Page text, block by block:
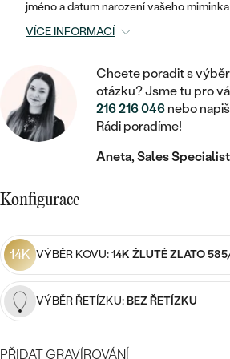
RUČNĚ RYTÉ
SVATEBNÍ SETY
DLE CENY
CENOVĚ DOSTUPNÉ
LUXUSNÍ
ZAČÍT S LAB-GROWN
DLE DRAHOKAMU
DIAMANT
BAREVNÝ DIAMANT
ČERNÝ DIAMANT
DĚTSKÉ ŠPERKY
DOPLŇKY
DLE MATERIÁLU
ZLATO
PLATINA
DLE KAMENE
S DIAMANTY
DĚTSKÉ
DLE KAMENE
S DIAMANTY
S PERLAMI
DLE CENY
CENOVĚ DOSTUPNÉ
MEDAILONKY
VE TVARU SRDCE
SE ZVÍŘATY
DLE DRAHOKAMU
S DRAHOKAMY
S PERLAMI
DLE CENY
STATEMENT
PEČETNÍ
PERSONALIZOVANÉ
S DIAMANTY
S DRAHOKAMY
S PERLAMI
jméno a datum narození vašeho miminka
VÍCE INFORMACÍ
Chcete poradit s
otázku? Jsme tu pro
216 216 046 nebo
Rádi poradíme!
Aneta, Sales Specialist
Konfigurace
14K VÝBĚR KOVU:14K ŽLUTÉ ZLATO
VÝBĚR ŘETÍZKU:BEZ ŘETÍZKU
PŘIDAT GRAVÍROVÁNÍ